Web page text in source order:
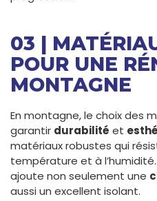
03 |
POUR UNE
MONTAGNE
En montagne, le choix des
garantir durabilité et
matériaux robustes qui
température et à l’humidité.
ajoute non seulement une
aussi un excellent isolant.